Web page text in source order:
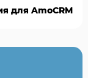
для AmoCRM